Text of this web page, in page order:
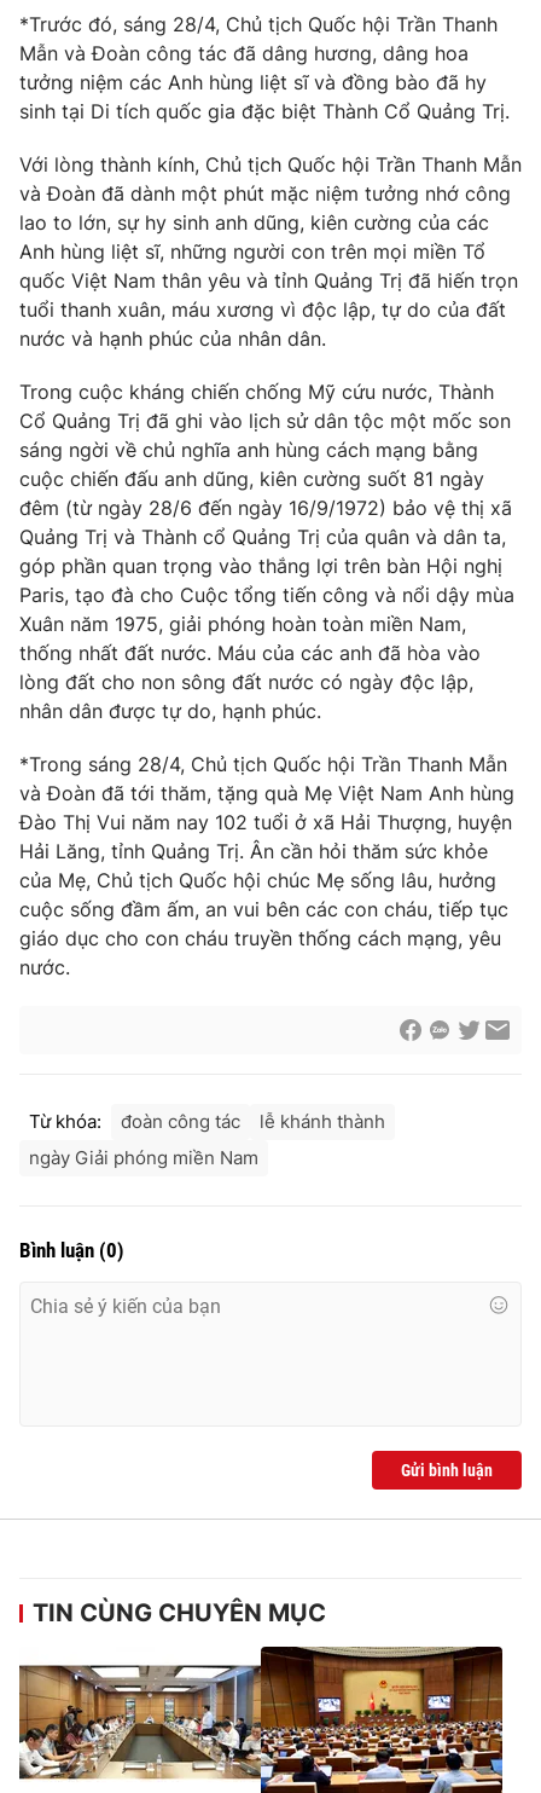
*Trước đó, sáng 28/4, Chủ tịch Quốc hội Trần Thanh
Mẫn và Đoàn công tác đã dâng hương, dâng hoa
tưởng niệm các Anh hùng liệt sĩ và đồng bào đã hy
sinh tại Di tích quốc gia đặc biệt Thành Cổ Quảng Trị.
Với lòng thành kính, Chủ tịch Quốc hội Trần Thanh Mẫn
và Đoàn đã dành một phút mặc niệm tưởng nhớ công
lao to lớn, sự hy sinh anh dũng, kiên cường của các
Anh hùng liệt sĩ, những người con trên mọi miền Tổ
quốc Việt Nam thân yêu và tỉnh Quảng Trị đã hiến trọn
tuổi thanh xuân, máu xương vì độc lập, tự do của đất
nước và hạnh phúc của nhân dân.
Trong cuộc kháng chiến chống Mỹ cứu nước, Thành
Cổ Quảng Trị đã ghi vào lịch sử dân tộc một mốc son
sáng ngời về chủ nghĩa anh hùng cách mạng bằng
cuộc chiến đấu anh dũng, kiên cường suốt 81 ngày
đêm (từ ngày 28/6 đến ngày 16/9/1972) bảo vệ thị xã
Quảng Trị và Thành cổ Quảng Trị của quân và dân ta,
góp phần quan trọng vào thắng lợi trên bàn Hội nghị
Paris, tạo đà cho Cuộc tổng tiến công và nổi dậy mùa
Xuân năm 1975, giải phóng hoàn toàn miền Nam,
thống nhất đất nước. Máu của các anh đã hòa vào
lòng đất cho non sông đất nước có ngày độc lập,
nhân dân được tự do, hạnh phúc.
*Trong sáng 28/4, Chủ tịch Quốc hội Trần Thanh Mẫn
và Đoàn đã tới thăm, tặng quà Mẹ Việt Nam Anh hùng
Đào Thị Vui năm nay 102 tuổi ở xã Hải Thượng, huyện
Hải Lăng, tỉnh Quảng Trị. Ân cần hỏi thăm sức khỏe
của Mẹ, Chủ tịch Quốc hội chúc Mẹ sống lâu, hưởng
cuộc sống đầm ấm, an vui bên các con cháu, tiếp tục
giáo dục cho con cháu truyền thống cách mạng, yêu
nước.
Từ khóa: đoàn công tác
lễ khánh thành
ngày Giải phóng miền Nam
Bình luận (0)
Gửi bình luận
TIN CÙNG CHUYÊN MỤC